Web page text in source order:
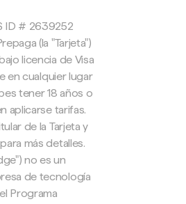
ID # 2639252
(la "Tarjeta")
licencia de Visa
en cualquier lugar
tener 18 años o
aplicarse tarifas.
de la Tarjeta y
más detalles.
no es un
de tecnología
Programa